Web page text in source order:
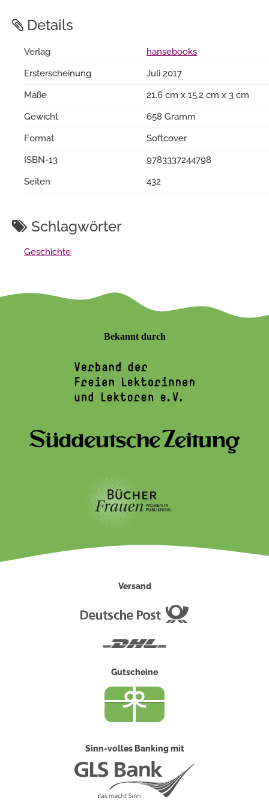
Details
Verlag
hansebooks
Ersterscheinung
Juli 2017
Maße
21.6 cm x 15.2 cm x 3 cm
Gewicht
658 Gramm
Format
Softcover
ISBN-13
9783337244798
Seiten
432
Schlagwörter
Geschichte
Bekannt durch
Versand
Gutscheine
Sinn-volles Banking mit